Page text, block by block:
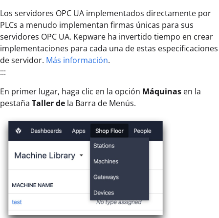
Los servidores OPC UA implementados directamente por
PLCs a menudo implementan firmas únicas para sus
servidores OPC UA. Kepware ha invertido tiempo en crear
implementaciones para cada una de estas especificaciones
de servidor. Más información.
:::
En primer lugar, haga clic en la opción Máquinas en la
pestaña Taller de la Barra de Menús.